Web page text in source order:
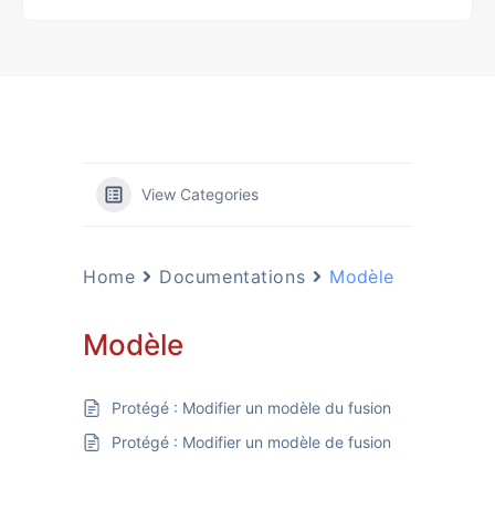
View Categories
Home Documentations Modèle
Modèle
Protégé : Modifier un modèle du fusion
Protégé : Modifier un modèle de fusion